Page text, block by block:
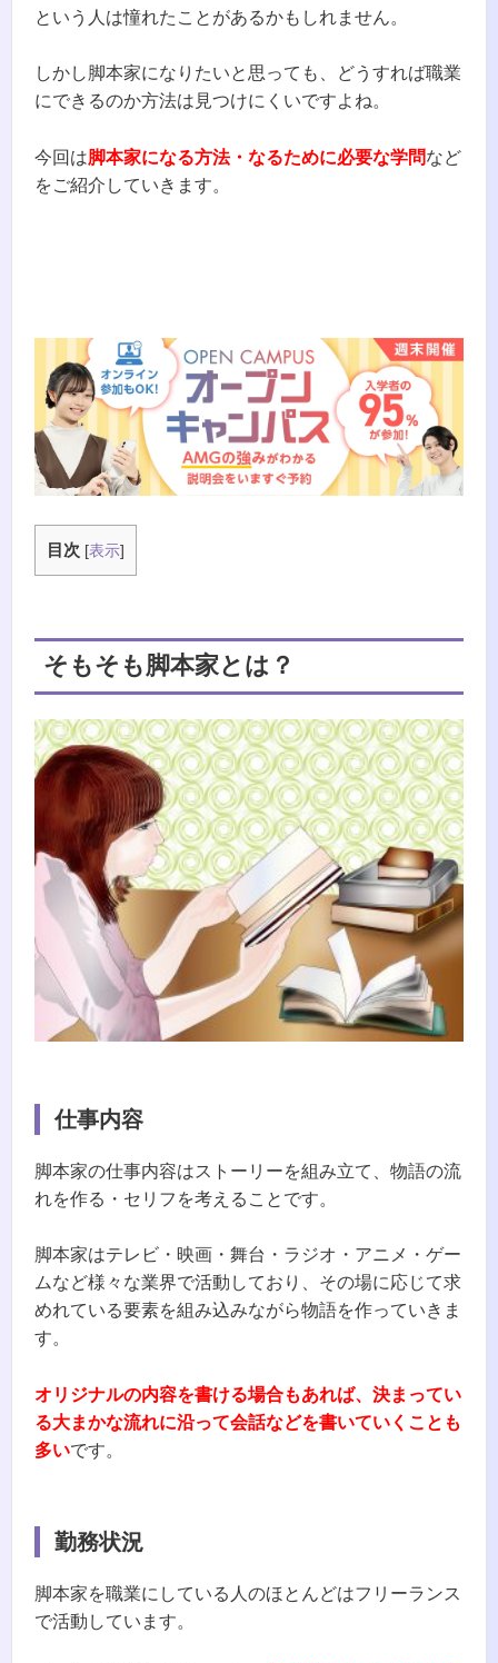
という人は憧れたことがあるかもしれません。
しかし脚本家になりたいと思っても、どうすれば職業
にできるのか方法は見つけにくいですよね。
今回は脚本家になる方法・なるために必要な学問など
をご紹介していきます。
目次 [表示]
そもそも脚本家とは？
仕事内容
脚本家の仕事内容はストーリーを組み立て、物語の流
れを作る・セリフを考えることです。
脚本家はテレビ・映画・舞台・ラジオ・アニメ・ゲー
ムなど様々な業界で活動しており、その場に応じて求
めれている要素を組み込みながら物語を作っていきま
す。
オリジナルの内容を書ける場合もあれば、決まってい
る大まかな流れに沿って会話などを書いていくことも
多いです。
勤務状況
脚本家を職業にしている人のほとんどはフリーランス
で活動しています。